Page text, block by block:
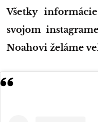
Všetky
svojom
Noahovi želáme